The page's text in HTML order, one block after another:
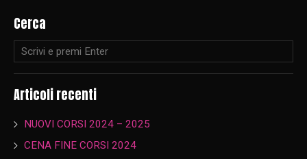
Cerca
Articoli recenti
NUOVI CORSI 2024 – 2025
CENA FINE CORSI 2024